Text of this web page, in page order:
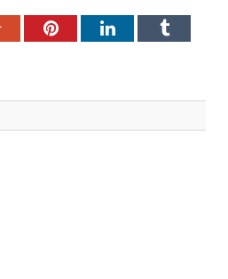
Google+PinterestLinkedInTumblr